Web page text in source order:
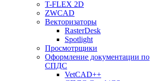
T-FLEX 2D
ZWCAD
Векторизаторы
RasterDesk
Spotlight
Просмотрщики
Оформление документации по
СПДС
VetCAD++